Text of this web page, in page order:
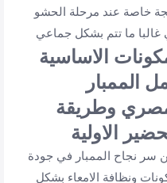
خاصة عند مرحلة الحشو
غالبا ما تتم بشكل جماعي
الاساسية
الممبار
وطريقة
الاولية
سر نجاح الممبار في جودة
ونظافة الامعاء بشكل